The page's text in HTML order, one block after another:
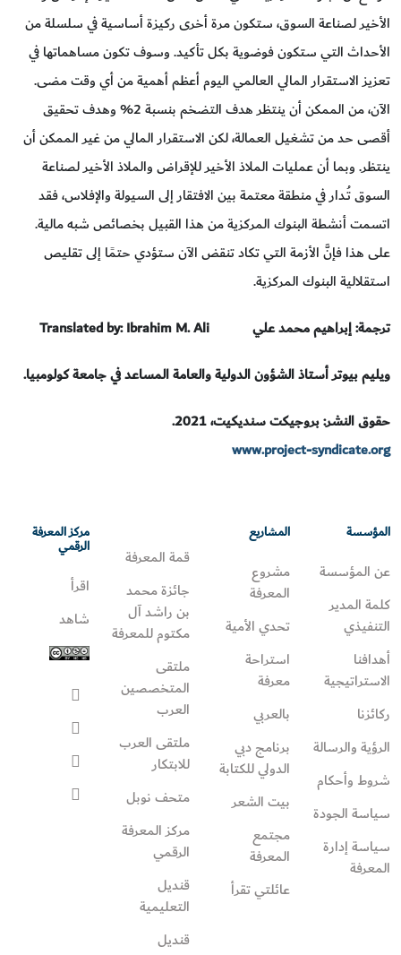
الأخير لصناعة السوق، ستكون مرة أخرى ركيزة أساسية في سلسلة من
الأحداث التي ستكون فوضوية بكل تأكيد. وسوف تكون مساهماتها في
تعزيز الاستقرار المالي العالمي اليوم أعظم أهمية من أي وقت مضى.
الآن، من الممكن أن ينتظر هدف التضخم بنسبة 2% وهدف تحقيق
أقصى حد من تشغيل العمالة، لكن الاستقرار المالي من غير الممكن أن
ينتظر. وبما أن عمليات الملاذ الأخير للإقراض والملاذ الأخير لصناعة
السوق تُـدار في منطقة معتمة بين الافتقار إلى السيولة والإفلاس، فقد
اتسمت أنشطة البنوك المركزية من هذا القبيل بخصائص شبه مالية.
على هذا فإنَّ الأزمة التي تكاد تنقض الآن ستؤدي حتمًا إلى تقليص
استقلالية البنوك المركزية.
ترجمة: إبراهيم محمد علي
Translated by: Ibrahim M. Ali
ويليم بيوتر أستاذ الشؤون الدولية والعامة المساعد في جامعة كولومبيا.
حقوق النشر: بروجيكت سنديكيت، 2021.
www.project-syndicate.org
المؤسسة
عن المؤسسة
كلمة المدير
التنفيذي
أهدافنا
الاستراتيجية
ركائزنا
الرؤية والرسالة
شروط وأحكام
سياسة الجودة
سياسة إدارة
المعرفة
المشاريع
مشروع
المعرفة
تحدي الأمية
استراحة
معرفة
بالعربي
برنامج دبي
الدولي للكتابة
بيت الشعر
مجتمع
المعرفة
عائلتي تقرأ‎
قمة المعرفة
جائزة محمد
بن راشد آل
مكتوم للمعرفة
ملتقى
المتخصصين
العرب
ملتقى العرب
للابتكار
متحف نوبل
مركز المعرفة
الرقمي
قنديل
التعليمية
قنديل
مركز المعرفة
الرقمي
اقرأ
شاهد